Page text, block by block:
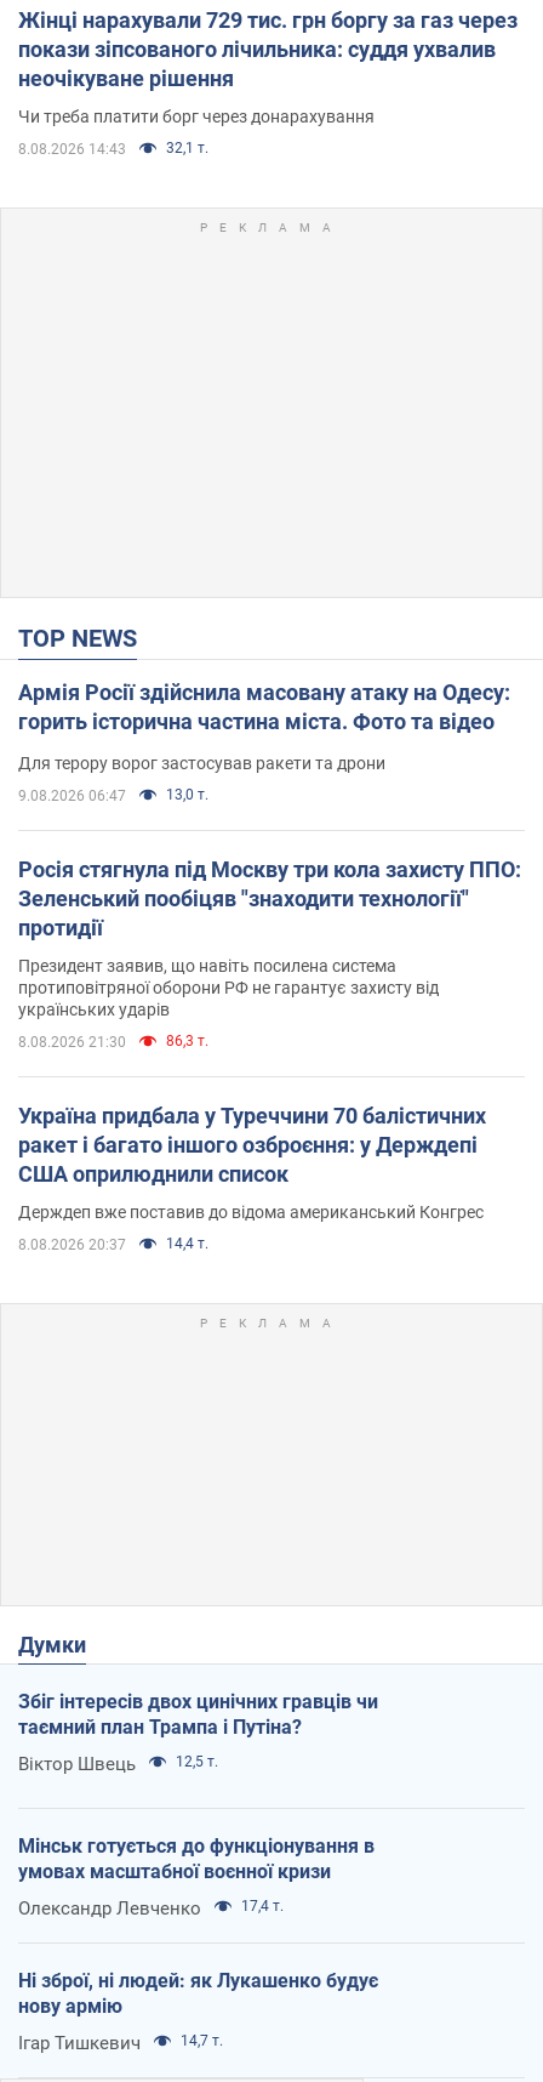
Жінці нарахували 729 тис. грн боргу за газ через
покази зіпсованого лічильника: суддя ухвалив
неочікуване рішення
Чи треба платити борг через донарахування
8.08.2026 14:43 32,1 т.
TOP NEWS
Армія Росії здійснила масовану атаку на Одесу:
горить історична частина міста. Фото та відео
Для терору ворог застосував ракети та дрони
9.08.2026 06:47 13,0 т.
Росія стягнула під Москву три кола захисту ППО:
Зеленський пообіцяв "знаходити технології"
протидії
Президент заявив, що навіть посилена система
протиповітряної оборони РФ не гарантує захисту від
українських ударів
8.08.2026 21:30 86,3 т.
Україна придбала у Туреччини 70 балістичних
ракет і багато іншого озброєння: у Держдепі
США оприлюднили список
Держдеп вже поставив до відома американський Конгрес
8.08.2026 20:37 14,4 т.
Думки
Збіг інтересів двох цинічних гравців чи
таємний план Трампа і Путіна?
Віктор Швець 12,5 т.
Мінськ готується до функціонування в
умовах масштабної воєнної кризи
Олександр Левченко 17,4 т.
Ні зброї, ні людей: як Лукашенко будує
нову армію
Ігар Тишкевич 14,7 т.